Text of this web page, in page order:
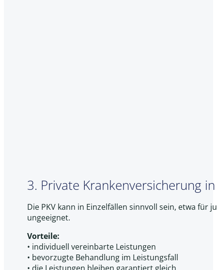
3. Private Krankenversicherung
Die PKV kann in Einzelfällen sinnvoll sein, etwa für
ungeeignet.
Vorteile:
• individuell vereinbarte Leistungen
• bevorzugte Behandlung im Leistungsfall